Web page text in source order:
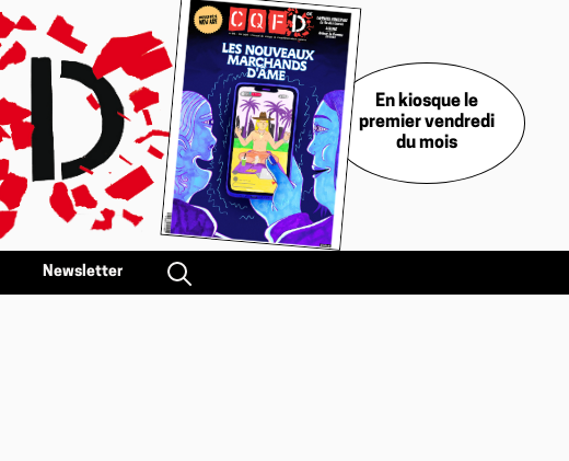
En kiosque le
premier vendredi
du mois
Newsletter